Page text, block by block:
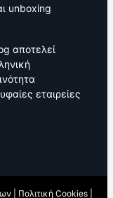
unboxing
αποτελεί
εταιρείες
Πολιτική Cookies